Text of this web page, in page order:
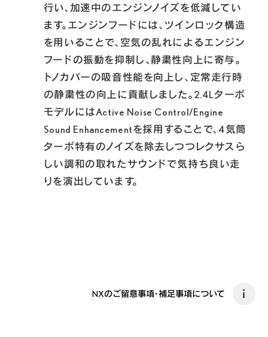
行い、加速中のエンジンノイズを低減してい
ます。エンジンフードには、ツインロック構造
を用いることで、空気の乱れによるエンジン
フードの振動を抑制し、静粛性向上に寄与。
トノカバーの吸音性能を向上し、定常走行時
の静粛性の向上に貢献しました。2.4Lターボ
モデルにはActive Noise Control/Engine
Sound Enhancementを採用することで、4気筒
ターボ特有のノイズを除去しつつレクサスら
しい調和の取れたサウンドで気持ち良い走
りを演出しています。
NXのご留意事項・補足事項について i